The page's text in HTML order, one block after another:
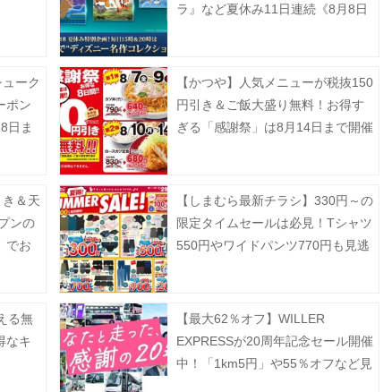
ラ』など夏休み11日連続《8月8日
ーク
ポン
日ま
【かつや】人気メニューが税抜150
円引き＆ご飯大盛り無料！お得す
ぎる「感謝祭」は8月14日まで開催
＆天
ンの
でお
【しまむら最新チラシ】330円～の
限定タイムセールは必見！Tシャツ
550円やワイドパンツ770円も見逃
る無
なキ
【最大62％オフ】WILLER
EXPRESSが20周年記念セール開催
中！「1km5円」や55％オフなど見